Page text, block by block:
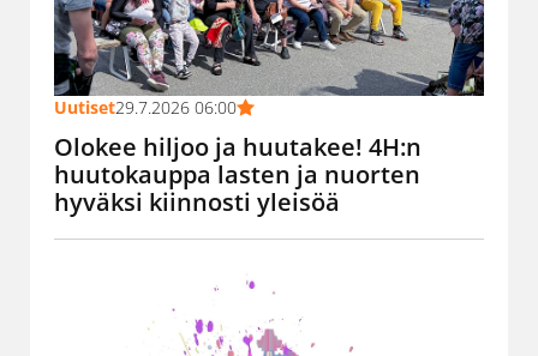
Uutiset29.7.2026 06:00
Olokee hiljoo ja huutakee! 4H:n
huutokauppa lasten ja nuorten
hyväksi kiinnosti yleisöä